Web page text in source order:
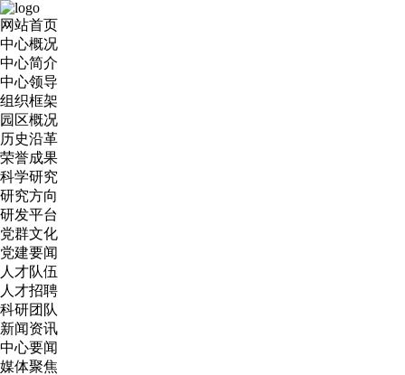
网站首页
中心概况
中心简介
中心领导
组织框架
园区概况
历史沿革
荣誉成果
科学研究
研究方向
研发平台
党群文化
党建要闻
人才队伍
人才招聘
科研团队
新闻资讯
中心要闻
媒体聚焦